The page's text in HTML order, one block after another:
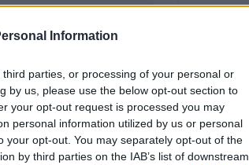
Information
parties, or processing of your personal or
by us, please use the below opt-out section to
your opt-out request is processed you may
personal information utilized by us or personal
your opt-out. You may separately opt-out of the
by third parties on the IAB’s list of downstream